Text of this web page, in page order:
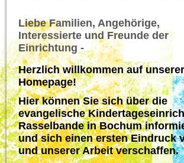
Liebe Familien, Angehörige,
Interessierte und Freunde der
Einrichtung -
Herzlich willkommen auf unserer
Homepage!
Hier können Sie sich über die
evangelische
Rasselbande in Bochum
und sich einen ersten Eindruck
und unserer Arbeit verschaffen.